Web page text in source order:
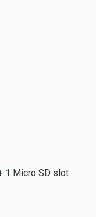
1 Micro SD slot